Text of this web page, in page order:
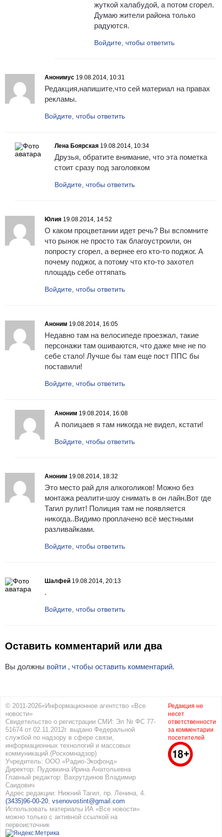
жуткой халабудой, а потом сгорел.
Думаю жители района только
радуются.
Войдите, чтобы ответить
Анонимус 19.08.2014, 10:31
Редакция,напишите,что сей материал на правах
рекламы.
Войдите, чтобы ответить
Лена Боярская 19.08.2014, 10:34
Друзья, обратите внимание, что эта пометка
стоит сразу под заголовком
Войдите, чтобы ответить
Юлия 19.08.2014, 14:52
О каком процветании идет речь? Вы вспомните
что рынок не просто так благоустроили, он
попросту сгорел, а вернее его кто-то поджог. А
почему поджог, а потому что кто-то захотел
площадь себе оттяпать
Войдите, чтобы ответить
Аноним 19.08.2014, 16:05
Недавно там на велосипеде проезжал, такие
персонажи там ошиваются, что даже мне не по
себе стало! Лучше бы там еще пост ППС бы
поставили!
Войдите, чтобы ответить
Аноним 19.08.2014, 16:08
А полицаев я там никогда не видел, кстати!
Войдите, чтобы ответить
Аноним 19.08.2014, 18:32
Это место рай для алкоголиков! Можно без
монтажа реалити-шоу снимать в он лайн.Вот где
Тагил рулит! Полиция там не появляется
никогда..Видимо проплачено всё местными
разливайками.
Войдите, чтобы ответить
Шалфей 19.08.2014, 20:13
.
Войдите, чтобы ответить
Оставить комментарий или два
Вы должны войти , чтобы оставить комментарий.
© 2011-2026«Информационное агентство «Все
новости»
Свидетельство о регистрации СМИ: Эл № ФС 77-
51674 от 02.11.2012г. выдано Федеральной
службой по надзору в сфере связи,
информационных технологий и массовых
коммуникаций (Роскомнадзор)
Учредитель: ООО «Радио-Экофонд»
Директор: Пудовкина Ирина Анатольевна
Главный редактор: Вахрутдинов Владимир
Саидович
Адрес редакции: Нижний Тагил, пр. Ленина, 4.
(3435)96-00-20, vsenovostint@gmail.com
Использовать материалы ИА «Все новости»
можно только с активной ссылкой на
первоисточник
Редакция не
несет
ответственности
за комментарии
посетителей